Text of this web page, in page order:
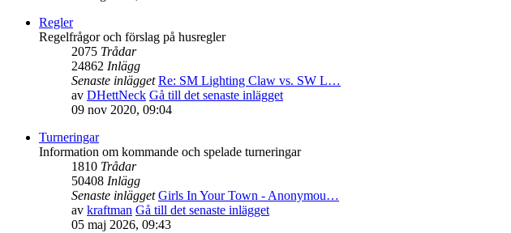
Regler
Regelfrågor och förslag på husregler
2075 Trådar
24862 Inlägg
Senaste inlägget Re: SM Lighting Claw vs. SW L…
av DHettNeck Gå till det senaste inlägget
09 nov 2020, 09:04
Turneringar
Information om kommande och spelade turneringar
1810 Trådar
50408 Inlägg
Senaste inlägget Girls In Your Town - Anonymou…
av kraftman Gå till det senaste inlägget
05 maj 2026, 09:43